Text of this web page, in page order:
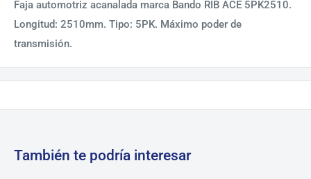
Faja automotriz acanalada marca Bando RIB ACE 5PK2510.
Longitud: 2510mm. Tipo: 5PK. Máximo poder de
transmisión.
También te podría interesar